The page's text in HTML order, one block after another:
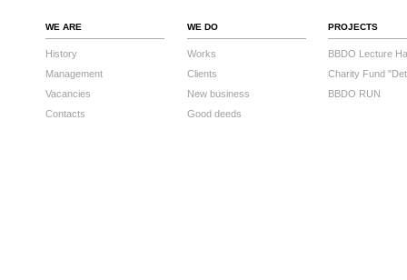
WE ARE
History
Management
Vacancies
Contacts
WE DO
Works
Clients
New business
Good deeds
PROJECTS
BBDO Lecture
Charity Fund
BBDO RUN